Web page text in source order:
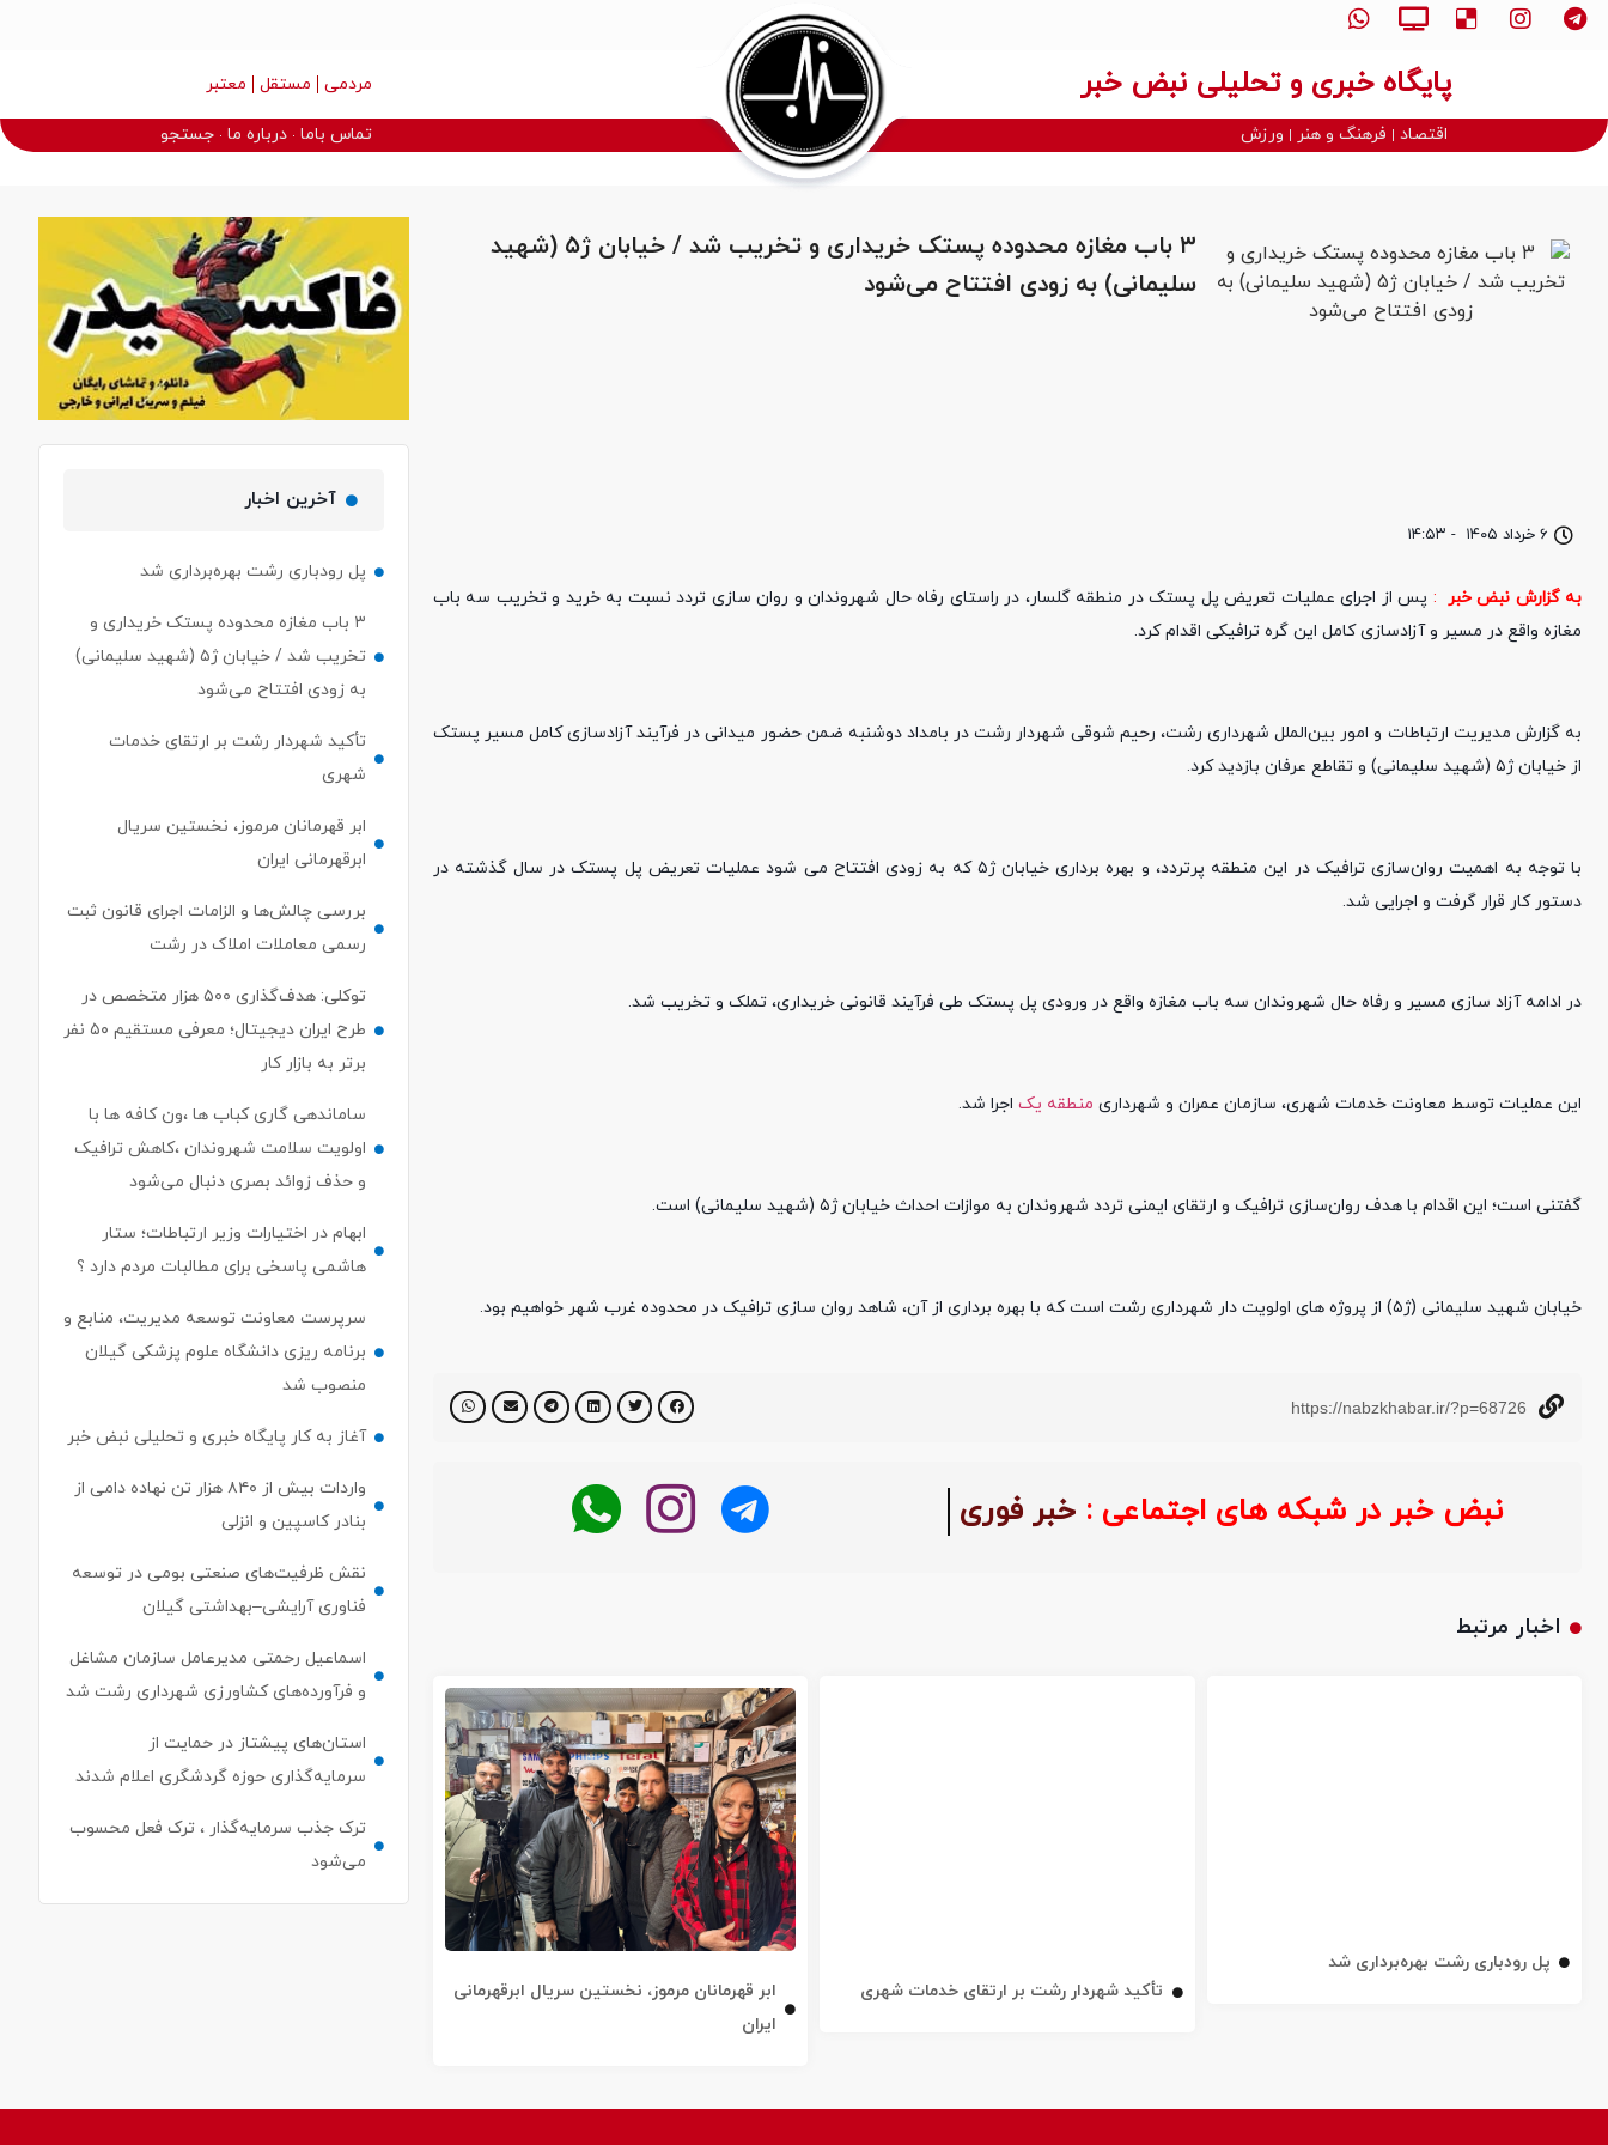
پایگاه خبری و تحلیلی نبض خبر مردمی مستقل معتبر
اقتصاد فرهنگ و هنر ورزش تماس باما درباره ما جستجو
۶ خرداد ۱۴۰۵ - ۱۴:۵۳
۳ باب مغازه محدوده پستک خریداری و تخریب شد / خیابان ژ۵ (شهید
سلیمانی) به زودی افتتاح می‌شود
به گزارش نبض خبر : پس از اجرای عملیات تعریض پل پستک در منطقه گلسار، در راستای رفاه حال شهروندان و روان سازی تردد نسبت به خرید و تخریب سه باب
مغازه واقع در مسیر و آزادسازی کامل این گره ترافیکی اقدام کرد.
به گزارش مدیریت ارتباطات و امور بین‌الملل شهرداری رشت، رحیم شوقی شهردار رشت در بامداد دوشنبه ضمن حضور میدانی در فرآیند آزادسازی کامل مسیر پستک
از خیابان ژ۵ (شهید سلیمانی) و تقاطع عرفان بازدید کرد.
با توجه به اهمیت روان‌سازی ترافیک در این منطقه پرتردد، و بهره برداری خیابان ژ۵ که به زودی افتتاح می شود عملیات تعریض پل پستک در سال گذشته در
دستور کار قرار گرفت و اجرایی شد.
در ادامه آزاد سازی مسیر و رفاه حال شهروندان سه باب مغازه واقع در ورودی پل پستک طی فرآیند قانونی خریداری، تملک و تخریب شد.
این عملیات توسط معاونت خدمات شهری، سازمان عمران و شهرداری منطقه یک اجرا شد.
گفتنی است؛ این اقدام با هدف روان‌سازی ترافیک و ارتقای ایمنی تردد شهروندان به موازات احداث خیابان ژ۵ (شهید سلیمانی) است.
خیابان شهید سلیمانی (ژ۵) از پروژه های اولویت دار شهرداری رشت است که با بهره برداری از آن، شاهد روان سازی ترافیک در محدوده غرب شهر خواهیم بود.
https://nabzkhabar.ir/?p=68726
نبض خبر در شبکه های اجتماعی : خبر فوری
اخبار مرتبط
پل رودباری رشت بهره‌برداری شد
تأکید شهردار رشت بر ارتقای خدمات شهری
ابر قهرمانان مرموز، نخستین سریال ابرقهرمانی
ایران
آخرین اخبار
پل رودباری رشت بهره‌برداری شد
۳ باب مغازه محدوده پستک خریداری و
تخریب شد / خیابان ژ۵ (شهید سلیمانی)
به زودی افتتاح می‌شود
تأکید شهردار رشت بر ارتقای خدمات
شهری
ابر قهرمانان مرموز، نخستین سریال
ابرقهرمانی ایران
بررسی چالش‌ها و الزامات اجرای قانون ثبت
رسمی معاملات املاک در رشت
توکلی: هدف‌گذاری ۵۰۰ هزار متخصص در
طرح ایران دیجیتال؛ معرفی مستقیم ۵۰ نفر
برتر به بازار کار
ساماندهی گاری کباب ها ،ون کافه ها با
اولویت سلامت شهروندان ،کاهش ترافیک
و حذف زوائد بصری دنبال می‌شود
ابهام در اختیارات وزیر ارتباطات؛ ستار
هاشمی پاسخی برای مطالبات مردم دارد ؟
سرپرست معاونت توسعه مدیریت، منابع و
برنامه ریزی دانشگاه علوم پزشکی گیلان
منصوب شد
آغاز به کار پایگاه خبری و تحلیلی نبض خبر
واردات بیش از ۸۴۰ هزار تن نهاده دامی از
بنادر كاسپین و انزلی
نقش ظرفیت‌های صنعتی بومی در توسعه
فناوری آرایشی–بهداشتی گیلان
اسماعیل رحمتی مدیرعامل سازمان مشاغل
و فرآورده‌های کشاورزی شهرداری رشت شد
استان‌های پیشتاز در حمایت از
سرمایه‌گذاری حوزه گردشگری اعلام شدند
ترک جذب سرمایه‌گذار ، ترک فعل محسوب
می‌شود